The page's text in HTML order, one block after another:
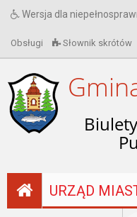
Wersja dla
Obsługi Słownik skrótów
URZĄD